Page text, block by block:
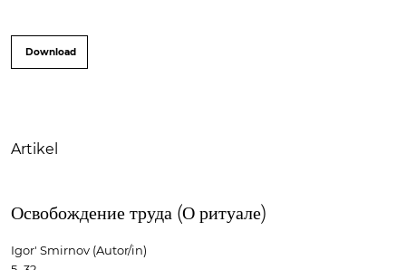
Artikel
Освобождение труда (О ритуале)
Igor' Smirnov (Autor/in)